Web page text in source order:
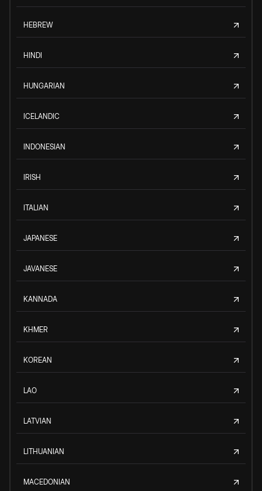
HEBREW
HINDI
HUNGARIAN
ICELANDIC
INDONESIAN
IRISH
ITALIAN
JAPANESE
JAVANESE
KANNADA
KHMER
KOREAN
LAO
LATVIAN
LITHUANIAN
MACEDONIAN